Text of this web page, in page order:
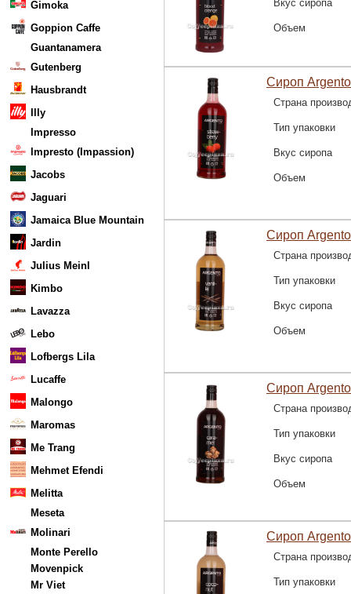
Gimoka
Goppion Caffe
Guantanamera
Gutenberg
Hausbrandt
Illy
Impresso
Impresto (Impassion)
Jacobs
Jaguari
Jamaica Blue Mountain
Jardin
Julius Meinl
Kimbo
Lavazza
Lebo
Lofbergs Lila
Lucaffe
Malongo
Maromas
Me Trang
Mehmet Efendi
Melitta
Meseta
Molinari
Monte Perello
Movenpick
Mr Viet
Вкус сиропа
Объем
Сироп
Страна
Тип упаковки
Вкус сиропа
Объем
Сироп
Страна
Тип упаковки
Вкус сиропа
Объем
Сироп
Страна
Тип упаковки
Вкус сиропа
Объем
Сироп
Страна
Тип упаковки